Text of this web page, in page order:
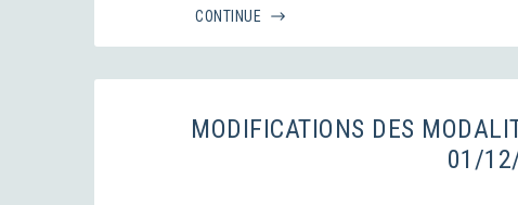
CONTINUE
MODIFICATIONS DES
01/